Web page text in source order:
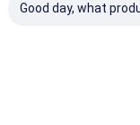
Good day, what